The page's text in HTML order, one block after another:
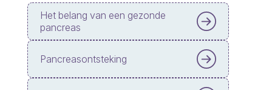
Het belang van een gezonde
pancreas
Pancreasontsteking